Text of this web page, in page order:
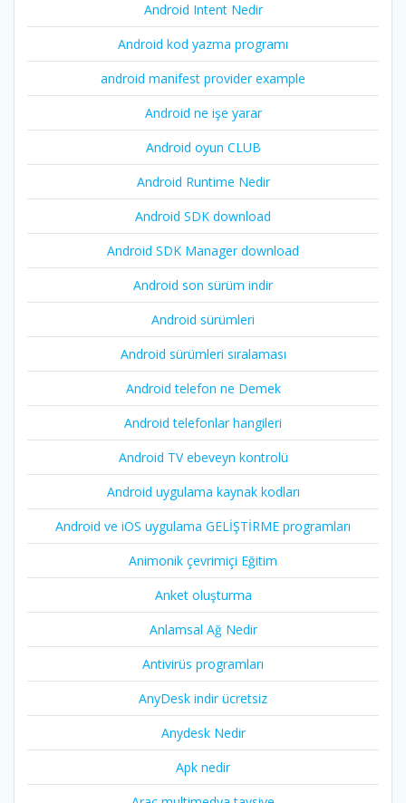
Android Intent Nedir
Android kod yazma programı
android manifest provider example
Android ne işe yarar
Android oyun CLUB
Android Runtime Nedir
Android SDK download
Android SDK Manager download
Android son sürüm indir
Android sürümleri
Android sürümleri sıralaması
Android telefon ne Demek
Android telefonlar hangileri
Android TV ebeveyn kontrolü
Android uygulama kaynak kodları
Android ve iOS uygulama GELİŞTİRME programları
Animonik çevrimiçi Eğitim
Anket oluşturma
Anlamsal Ağ Nedir
Antivirüs programları
AnyDesk indir ücretsiz
Anydesk Nedir
Apk nedir